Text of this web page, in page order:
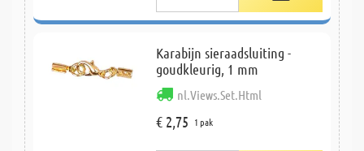
Karabijn sieraadsluiting -
goudkleurig, 1 mm
nl.Views.Set.Html
€ 2,75 1 pak